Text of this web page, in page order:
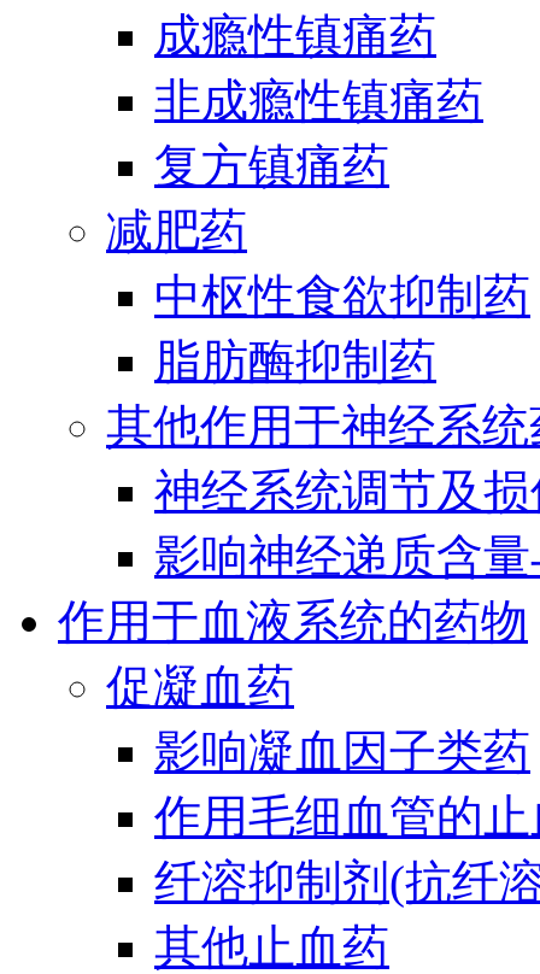
成瘾性镇痛药
非成瘾性镇痛药
复方镇痛药
减肥药
中枢性食欲抑制药
脂肪酶抑制药
其他作用于神经系统
神经系统调节及
影响神经递质含
作用于血液系统的药物
促凝血药
影响凝血因子类药
作用毛细血管的
纤溶抑制剂(抗纤
其他止血药